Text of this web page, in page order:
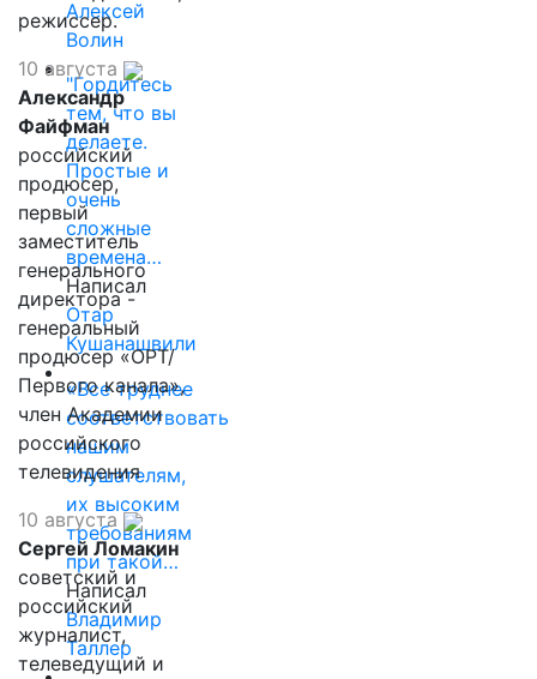
Алексей
Волин
"Гордитесь
тем, что вы
делаете.
Простые и
очень
сложные
времена…
Написал
Отар
Кушанашвили
«Все труднее
соответствовать
нашим
слушателям,
их высоким
требованиям
при такой…
Написал
Владимир
Таллер
режиссер.
10 августа
Александр
Файфман
российский
продюсер,
первый
заместитель
генерального
директора -
генеральный
продюсер «ОРТ/
Первого канала»,
член Академии
российского
телевидения
10 августа
Сергей Ломакин
советский и
российский
журналист,
телеведущий и